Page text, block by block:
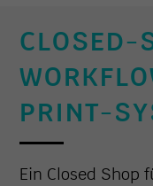
CLOSED-
PRINT-
Ein Closed Shop